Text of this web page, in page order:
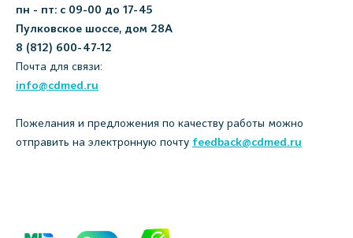
пн - пт: с 09-00 до 17-45
Пулковское шоссе, дом 28А
8 (812) 600-47-12
Почта для связи:
info@cdmed.ru
Пожелания и предложения по качеству работы можно
отправить на электронную почту feedback@cdmed.ru